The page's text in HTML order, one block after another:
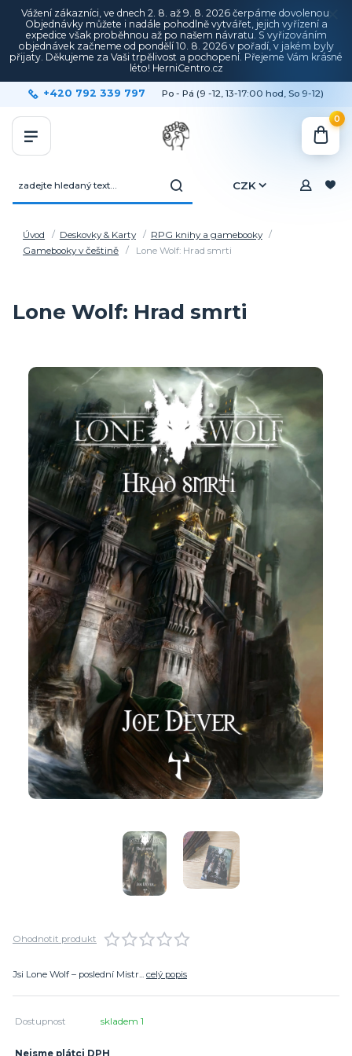
Vážení zákazníci, ve dnech 2. 8. až 9. 8. 2026 čerpáme dovolenou.
Objednávky můžete i nadále pohodlně vytvářet, jejich vyřízení a
expedice však proběhnou až po našem návratu. S vyřizováním
objednávek začneme od pondělí 10. 8. 2026 v pořadí, v jakém byly
přijaty. Děkujeme za Vaši trpělivost a pochopení. Přejeme Vám krásné
léto! HerniCentro.cz
CZK
+420 792 339 797 Po - Pá (9 -12, 13-17:00 hod, So 9-12)
0
Úvod Deskovky & Karty
RPG knihy a gamebooky
Gamebooky v češtině
Lone Wolf: Hrad smrti
Lone Wolf: Hrad smrti
Ohodnotit produkt
Jsi Lone Wolf – poslední Mistr... celý popis
Dostupnost skladem 1
Nejsme plátci DPH